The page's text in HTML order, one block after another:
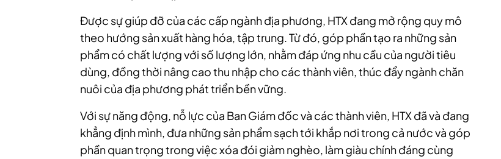
Được sự giúp đỡ của các cấp ngành địa phương, HTX đang mở rộng quy mô
theo hướng sản xuất hàng hóa, tập trung. Từ đó, góp phần tạo ra những sản
phẩm có chất lượng với số lượng lớn, nhằm đáp ứng nhu cầu của người tiêu
dùng, đồng thời nâng cao thu nhập cho các thành viên, thúc đẩy ngành chăn
nuôi của địa phương phát triển bền vững.
Với sự năng động, nỗ lực của Ban Giám đốc và các thành viên, HTX đã và đang
khẳng định mình, đưa những sản phẩm sạch tới khắp nơi trong cả nước và góp
phần quan trọng trong việc xóa đói giảm nghèo, làm giàu chính đáng cùng